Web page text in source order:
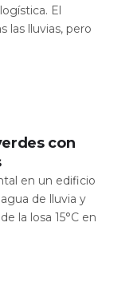
El
las lluvias, pero
con
en un edificio
de lluvia y
la losa 15°C en